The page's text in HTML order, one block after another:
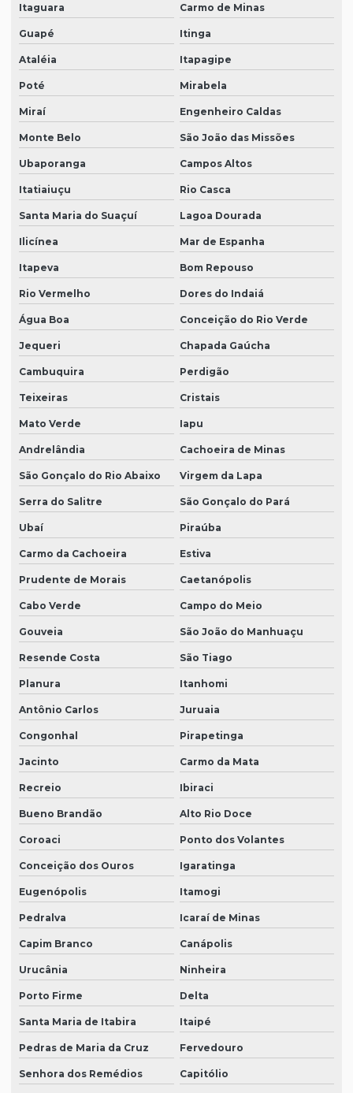
Itaguara Carmo de Minas
Guapé Itinga
Ataléia Itapagipe
Poté Mirabela
Miraí Engenheiro Caldas
Monte Belo São João das Missões
Ubaporanga Campos Altos
Itatiaiuçu Rio Casca
Santa Maria do Suaçuí Lagoa Dourada
Ilicínea Mar de Espanha
Itapeva Bom Repouso
Rio Vermelho Dores do Indaiá
Água Boa Conceição do Rio Verde
Jequeri Chapada Gaúcha
Cambuquira Perdigão
Teixeiras Cristais
Mato Verde Iapu
Andrelândia Cachoeira de Minas
São Gonçalo do Rio Abaixo Virgem da Lapa
Serra do Salitre São Gonçalo do Pará
Ubaí Piraúba
Carmo da Cachoeira Estiva
Prudente de Morais Caetanópolis
Cabo Verde Campo do Meio
Gouveia São João do Manhuaçu
Resende Costa São Tiago
Planura Itanhomi
Antônio Carlos Juruaia
Congonhal Pirapetinga
Jacinto Carmo da Mata
Recreio Ibiraci
Bueno Brandão Alto Rio Doce
Coroaci Ponto dos Volantes
Conceição dos Ouros Igaratinga
Eugenópolis Itamogi
Pedralva Icaraí de Minas
Capim Branco Canápolis
Urucânia Ninheira
Porto Firme Delta
Santa Maria de Itabira Itaipé
Pedras de Maria da Cruz Fervedouro
Senhora dos Remédios Capitólio